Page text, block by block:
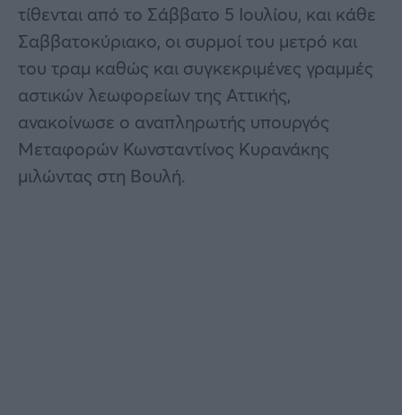
τίθενται από το Σάββατο 5 Ιουλίου, και κάθε
Σαββατοκύριακο, οι συρμοί του μετρό και
του τραμ καθώς και συγκεκριμένες γραμμές
αστικών λεωφορείων της Αττικής,
ανακοίνωσε ο αναπληρωτής υπουργός
Μεταφορών Κωνσταντίνος Κυρανάκης
μιλώντας στη Βουλή.